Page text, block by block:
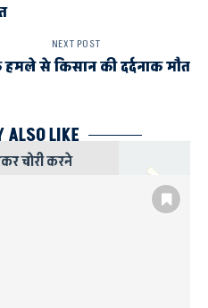
चोरी करने
NEXT POST
से किसान की दर्दनाक मौत
ALSO LIKE